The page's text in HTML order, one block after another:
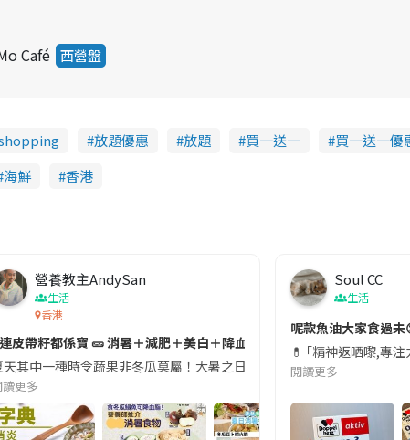
Café 西營盤
放題優惠 放題 買一送一
買一送一優
海鮮 香港
記檢查「1標示」🚨
近期要特別留意隨身行李中的行動電源。一名旅客日前在機場安檢
營養教主AndySan
生活
香港
皮帶籽都係寶 🥒 消暑＋減肥＋美白＋降血脂
天其中一種時令蔬果非冬瓜莫屬！大暑之日，點都要飲碗冬瓜湯消暑
讀更多
Soul CC
生活
呢款魚油大家食過未
💊 ｢精神返晒嚟,專
閱讀更多